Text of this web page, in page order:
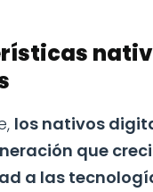
los nativos
que
a las